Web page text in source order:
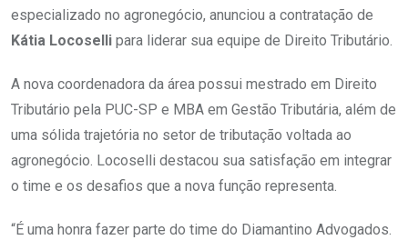
especializado no agronegócio, anunciou a contratação de
Kátia Locoselli para liderar sua equipe de Direito Tributário.
A nova coordenadora da área possui mestrado em Direito
Tributário pela PUC-SP e MBA em Gestão Tributária, além de
uma sólida trajetória no setor de tributação voltada ao
agronegócio. Locoselli destacou sua satisfação em integrar
o time e os desafios que a nova função representa.
“É uma honra fazer parte do time do Diamantino Advogados.